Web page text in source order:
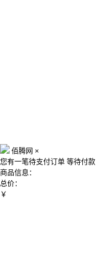
佰腾网 ×
您有一笔待支付订单 等待付款
商品信息：
总价：
￥